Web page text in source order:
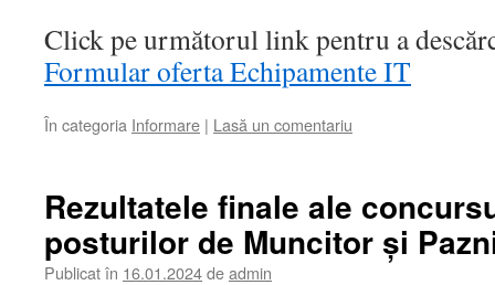
Click pe următorul link pentru a
Formular oferta Echipamente IT
În categoria Informare | Lasă un comentariu
Rezultatele finale ale
posturilor de Muncitor și
Publicat în 16.01.2024deadmin